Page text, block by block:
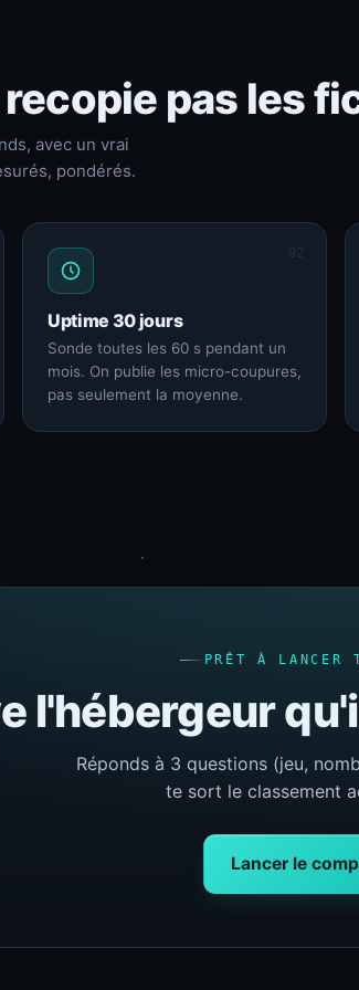
pas les
avec un vrai
pondérés.
02
Uptime 30 jours
Sonde toutes les 60 s pendant un
mois. On publie les micro-coupures,
pas seulement la moyenne.
PRÊT À LANCER
l'hébergeur
Réponds à 3 questions (jeu,
te sort le classement
Lancer le